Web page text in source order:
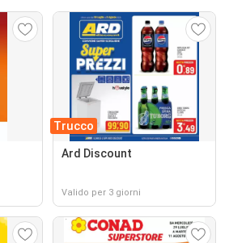
Trucco
Ard Discount
Valido per 3 giorni